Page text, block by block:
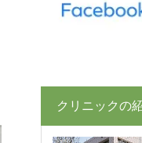
クリニックの